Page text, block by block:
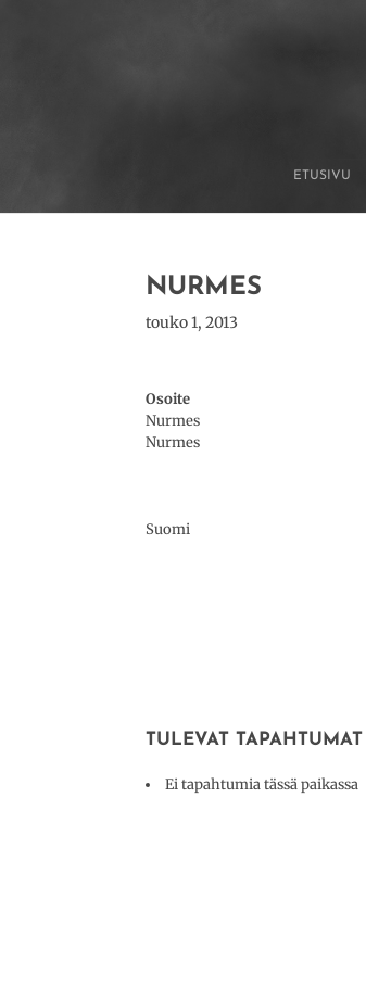
ETUSIVU
NURMES
touko 1, 2013
Osoite
Nurmes
Nurmes
Suomi
TULEVAT TAPAHTUMAT
Ei tapahtumia tässä paikassa